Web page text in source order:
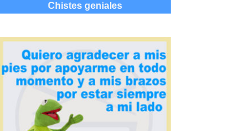
Chistes geniales